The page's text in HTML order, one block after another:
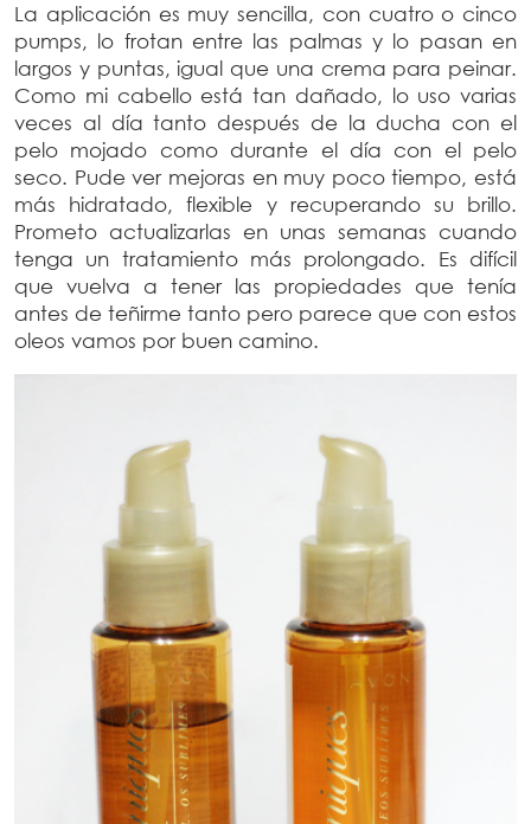
La aplicación es muy sencilla, con cuatro o cinco
pumps, lo frotan entre las palmas y lo pasan en
largos y puntas, igual que una crema para peinar.
Como mi cabello está tan dañado, lo uso varias
veces al día tanto después de la ducha con el
pelo mojado como durante el día con el pelo
seco. Pude ver mejoras en muy poco tiempo, está
más hidratado, flexible y recuperando su brillo.
Prometo actualizarlas en unas semanas cuando
tenga un tratamiento más prolongado. Es difícil
que vuelva a tener las propiedades que tenía
antes de teñirme tanto pero parece que con estos
oleos vamos por buen camino.